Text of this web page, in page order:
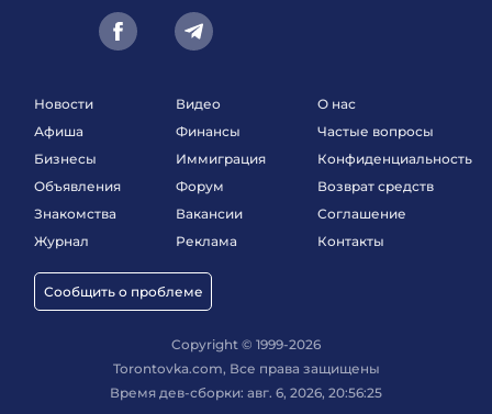
Новости
Афиша
Бизнесы
Объявления
Знакомства
Журнал
Сообщить о проблеме
Видео
Финансы
Иммиграция
Форум
Вакансии
Реклама
О нас
Частые вопросы
Конфиденциальность
Возврат средств
Соглашение
Контакты
Copyright © 1999-2026
Torontovka.com, Все права защищены
Время дев-сборки: авг. 6, 2026, 20:56:25